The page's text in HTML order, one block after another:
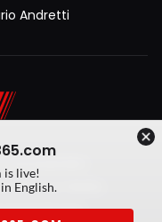
Andretti
voorwaarden
On Your Marks
is live!
English.